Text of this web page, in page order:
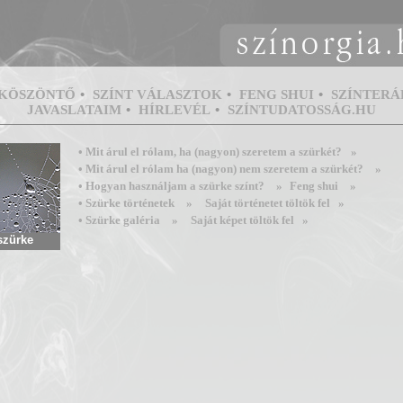
• SZÍNT VÁLASZTOK • FENG SHUI •
JAVASLATAIM • HÍRLEVÉL • SZÍNTUDATOSSÁG.HU
• Mit árul el rólam, ha (nagyon) szeretem a szürkét?
»
• Mit árul el rólam ha (nagyon) nem szeretem a szürkét?
»
• Hogyan használjam a szürke színt?
» Feng shui
»
• Szürke történetek
»
Saját történetet töltök fel »
• Szürke galéria
» Saját képet töltök fel »